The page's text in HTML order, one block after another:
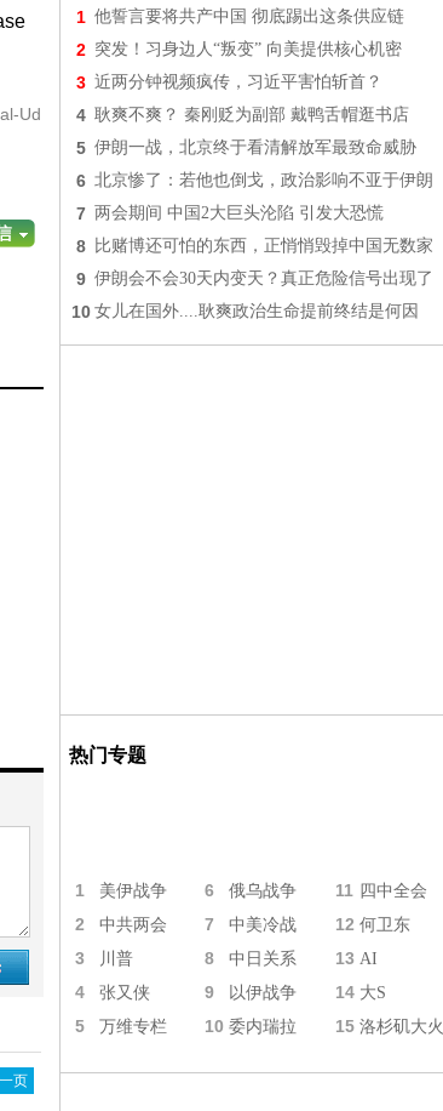
Ud
页
1 他誓言要将共产中国 彻底踢出这条供应链
2 突发！习身边人“叛变” 向美提供核心机密
3 近两分钟视频疯传，习近平害怕斩首？
4 耿爽不爽？ 秦刚贬为副部 戴鸭舌帽逛书店
5 伊朗一战，北京终于看清解放军最致命威胁
6 北京惨了：若他也倒戈，政治影响不亚于伊朗
7 两会期间 中国2大巨头沦陷 引发大恐慌
8 比赌博还可怕的东西，正悄悄毁掉中国无数家
9 伊朗会不会30天内变天？真正危险信号出现了
10 女儿在国外....耿爽政治生命提前终结是何因
热门专题
1 美伊战争 6 俄乌战争 11 四中全会
2 中共两会 7 中美冷战 12 何卫东
3 川普 8 中日关系 13 AI
4 张又侠 9 以伊战争 14 大S
5 万维专栏 10 委内瑞拉 15 洛杉矶大火